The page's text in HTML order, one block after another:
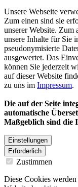
Unsere Webseite
Zum einen sind sie
unserer Website.
unsere Inhalte für Sie
pseudonymisierte
ausgewertet. Das
können Sie jederzeit
auf dieser Website
zu uns im Impressum.
Die auf der Seite
automatische
Maßgeblich sind die
Einstellungen
Erforderlich
Zustimmen
Diese Cookies